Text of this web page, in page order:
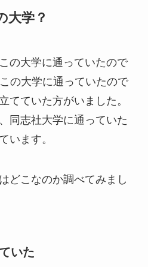
大学？
の大学に通っていたので
の大学に通っていたので
てていた方がいました。
同志社大学に通っていた
います。
どこなのか調べてみまし
いた